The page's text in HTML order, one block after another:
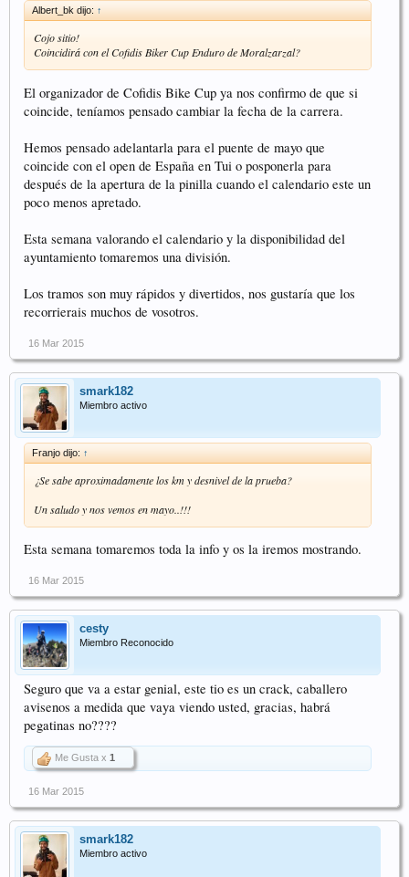
Albert_bk dijo: ↑
Cojo sitio!
Coincidirá con el Cofidis Biker Cup Enduro de Moralzarzal?
El organizador de Cofidis Bike Cup ya nos confirmo de que si
coincide, teníamos pensado cambiar la fecha de la carrera.
Hemos pensado adelantarla para el puente de mayo que
coincide con el open de España en Tui o posponerla para
después de la apertura de la pinilla cuando el calendario este un
poco menos apretado.
Esta semana valorando el calendario y la disponibilidad del
ayuntamiento tomaremos una división.
Los tramos son muy rápidos y divertidos, nos gustaría que los
recorrierais muchos de vosotros.
16 Mar 2015
smark182
Miembro activo
Franjo dijo: ↑
¿Se sabe aproximadamente los km y desnivel de la prueba?
Un saludo y nos vemos en mayo..!!!
Esta semana tomaremos toda la info y os la iremos mostrando.
16 Mar 2015
cesty
Miembro Reconocido
Seguro que va a estar genial, este tio es un crack, caballero
avisenos a medida que vaya viendo usted, gracias, habrá
pegatinas no????
Me Gusta x 1
16 Mar 2015
smark182
Miembro activo